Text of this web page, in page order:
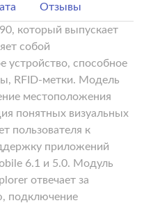
Отзывы
который выпускает
собой
устройство, способное
RFID-метки. Модель
местоположения
понятных визуальных
пользователя к
приложений
6.1 и 5.0. Модуль
отвечает за
подключение